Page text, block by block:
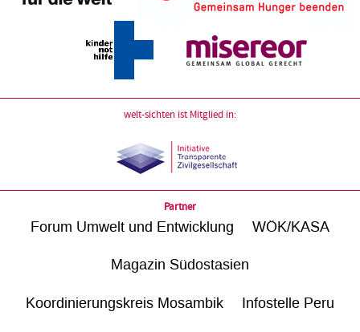
welt-sichten ist Mitglied in:
Partner
Forum Umwelt und Entwicklung WÖK/KASA
Magazin Südostasien
Koordinierungskreis Mosambik Infostelle Peru